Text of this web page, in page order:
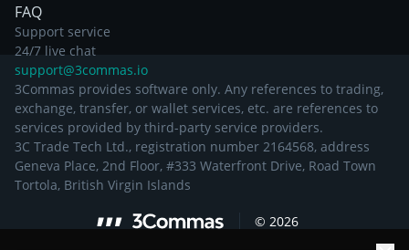
FAQ
Support service
24/7 live chat
support@3commas.io
3Commas provides software only. Any references to trading,
exchange, transfer, or wallet services, etc. are references to
services provided by third-party service providers.
3C Trade Tech Ltd., registration number 2164568, address
Geneva Place, 2nd Floor, #333 Waterfront Drive, Road Town
Tortola, British Virgin Islands
© 2026